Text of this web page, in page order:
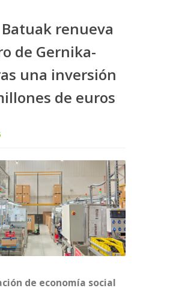
renueva
de Gernika-
una inversión
de euros
de economía social